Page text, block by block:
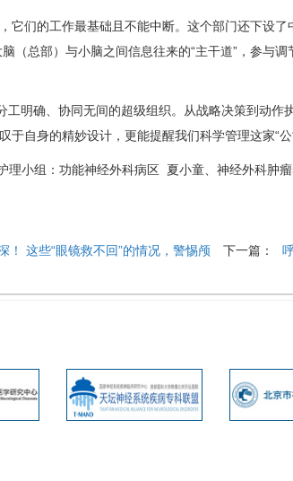
们的工作最基础且不能中断。这个部门还下设了
（总部）与小脑之间信息往来的“主干道”，参与
明确、协同无间的超级组织。从战略决策到动作
于自身的精妙设计，更能提醒我们科学管理这家“
理小组： 功能神经外科病区 夏小童、 神经外科肿
！ 这些“眼镜救不回”的情况，警惕颅
下一篇：